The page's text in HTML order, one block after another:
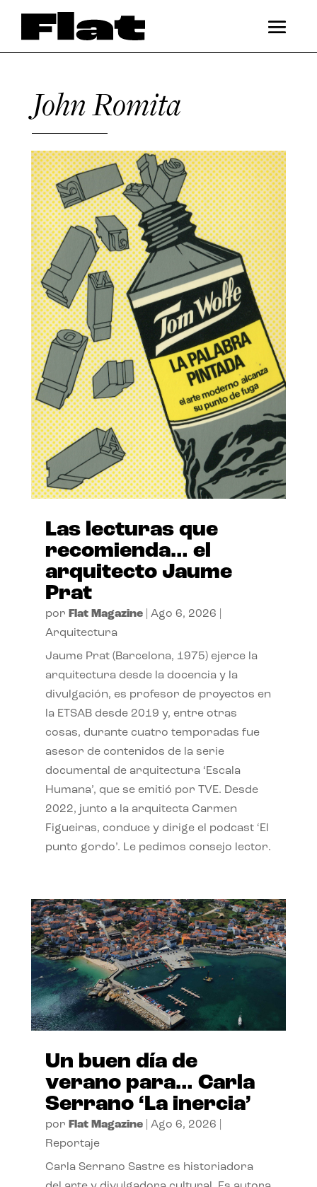
John Romita
Las lecturas que
recomienda… el
arquitecto Jaume
Prat
por Flat Magazine| Ago 6, 2026
Arquitectura
Jaume Prat (Barcelona, 1975) ejerce la
arquitectura desde la docencia y la
divulgación, es profesor de proyectos en
la ETSAB desde 2019 y, entre otras
cosas, durante cuatro temporadas fue
asesor de contenidos de la serie
documental de arquitectura ‘Escala
Humana’, que se emitió por TVE. Desde
2022, junto a la arquitecta Carmen
Figueiras, conduce y dirige el podcast ‘El
punto gordo’. Le pedimos consejo lector.
Un buen día de
verano para… Carla
Serrano ‘La inercia’
por Flat Magazine| Ago 6, 2026
Reportaje
Carla Serrano Sastre es historiadora